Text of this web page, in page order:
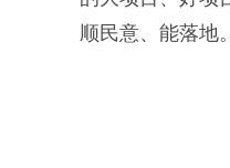
顺民意、能落地